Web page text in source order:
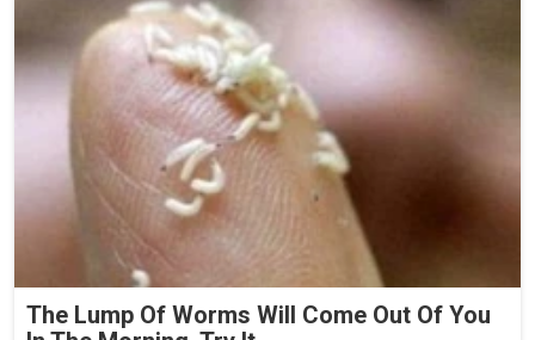
The Lump Of Worms Will Come Out Of You